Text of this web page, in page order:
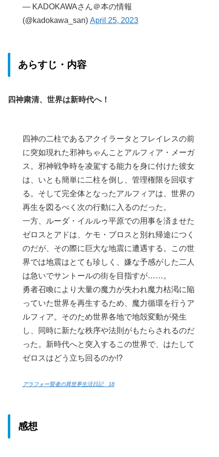
— KADOKAWAさん＠本の情報
(@kadokawa_san) April 25, 2023
あらすじ・内容
四神粛清、世界は新時代へ！
四神の二柱であるアクイラータとフレイレスの前
に突如現れた邪神ちゃんことアルフィア・メーガ
ス。邪神戦争時を凌駕する能力を身に付けた彼女
は、いとも簡単に二柱を倒し、管理権限を回収す
る。そして完全体となったアルフィアは、世界の
再生を図るべく次の行動に入るのだった。
一方、ルーダ・イルルゥ平原での用事を済ませた
ゼロスとアドは、ケモ・ブロスと別れ帰途につく
のだが、その際に巨大な地震に遭遇する。この世
界では地震はとても珍しく、嫌な予感がした二人
は急いでサントールの街を目指すが……。
勇者召喚により大量の魔力が失われ魔力枯渇に陥
っていた世界を再生するため、魔力循環を行うア
ルフィア。そのため世界各地で地殻変動が発生
し、同時に新たな秩序や法則がもたらされるのだ
った。新時代へと突入するこの世界で、はたして
ゼロスはどう立ち回るのか!?
アラフォー賢者の異世界生活日記 18
感想